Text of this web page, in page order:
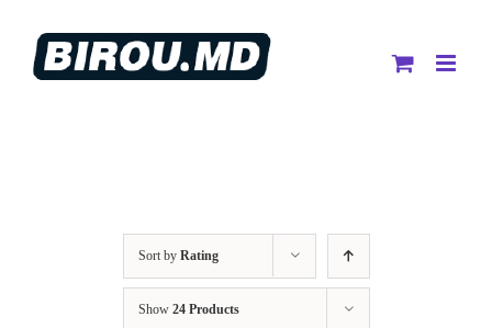
content
Sort by Rating
Show 24 Products